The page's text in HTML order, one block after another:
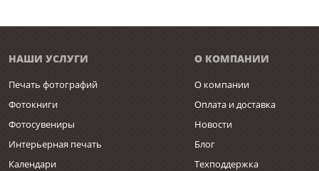
НАШИ УСЛУГИ
Печать фотографий
Фотокниги
Фотосувениры
Интерьерная печать
Календари
О КОМПАНИИ
О компании
Оплата и доставка
Новости
Блог
Техподдержка